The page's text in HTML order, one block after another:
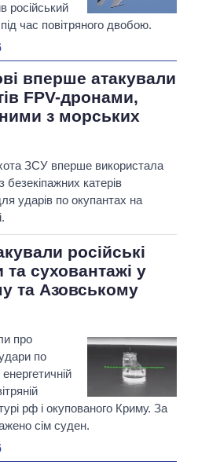
російський
час повітряного двобою.
вперше атакували
FPV-дронами,
з морських
ЗСУ вперше використала
безекіпажних катерів
ударів по окупантах на
російські
та суховантажі у
та Азовському
про
по
енергетичній
рф і окупованого Криму. За
сім суден.